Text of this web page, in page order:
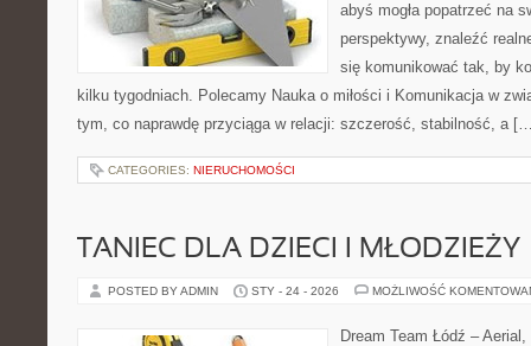
abyś mogła popatrzeć na
perspektywy, znaleźć
się komunikować tak, by
kilku tygodniach. Polecamy Nauka o miłości i Komunikacja w
tym, co naprawdę przyciąga w relacji: szczerość, stabilność, a
CATEGORIES: NIERUCHOMOŚCI
TANIEC DLA DZIECI I MŁODZIEŻY
POSTED BY ADMIN STY - 24 - 2026 MOŻLIWOŚĆ
Dream Team Łódź –